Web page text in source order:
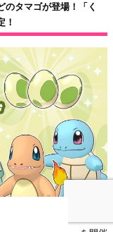
のタマゴが登場！「く
！